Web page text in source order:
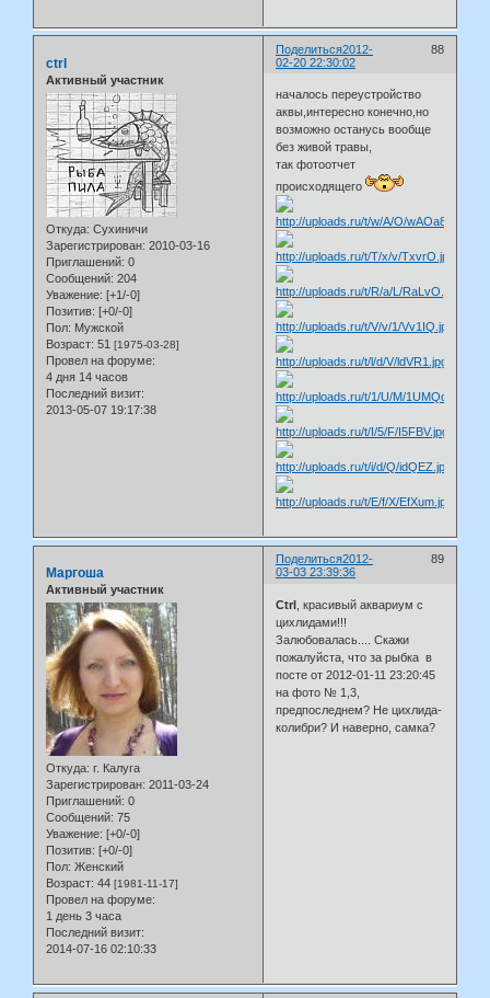
Поделиться 88
2012-
02-20 22:30:02
ctrl
Активный участник
Откуда: Сухиничи
Зарегистрирован: 2010-03-16
Приглашений: 0
Сообщений: 204
Уважение: [+1/-0]
Позитив: [+0/-0]
Пол: Мужской
Возраст: 51 [1975-03-28]
Провел на форуме:
4 дня 14 часов
Последний визит:
2013-05-07 19:17:38
началось переустройство
аквы,интересно конечно,но
возможно останусь вообще
без живой травы,
так фотоотчет
происходящего
Поделиться 89
2012-
03-03 23:39:36
Маргоша
Активный участник
Откуда: г. Калуга
Зарегистрирован: 2011-03-24
Приглашений: 0
Сообщений: 75
Уважение: [+0/-0]
Позитив: [+0/-0]
Пол: Женский
Возраст: 44 [1981-11-17]
Провел на форуме:
1 день 3 часа
Последний визит:
2014-07-16 02:10:33
Ctrl , красивый аквариум с
цихлидами!!!
Залюбовалась.... Скажи
пожалуйста, что за рыбка в
посте от 2012-01-11 23:20:45
на фото № 1,3,
предпоследнем? Не цихлида-
колибри? И наверно, самка?